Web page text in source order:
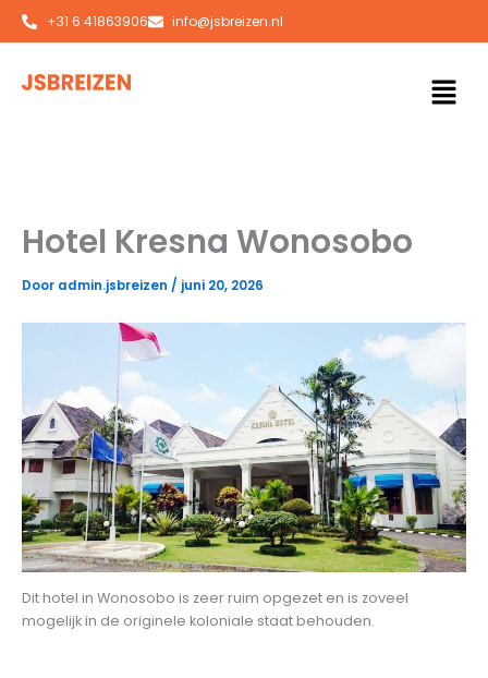
naar
inhoud
+31 6 41863906 info@jsbreizen.nl
Hotel Kresna Wonosobo
Door admin.jsbreizen / juni 20, 2026
Dit hotel in Wonosobo is zeer ruim opgezet en is zoveel
mogelijk in de originele koloniale staat behouden.